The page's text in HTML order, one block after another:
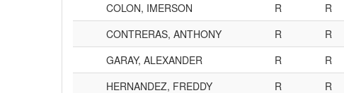
COLON, IMERSON
R R
CONTRERAS, ANTHONY
R
R
GARAY, ALEXANDER
R R
HERNANDEZ, FREDDY
R
R